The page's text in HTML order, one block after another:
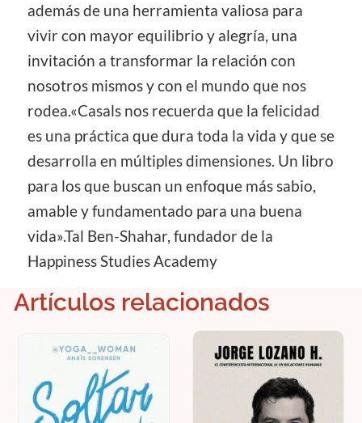
además de una herramienta valiosa para
vivir con mayor equilibrio y alegría, una
invitación a transformar la relación con
nosotros mismos y con el mundo que nos
rodea.«Casals nos recuerda que la felicidad
es una práctica que dura toda la vida y que se
desarrolla en múltiples dimensiones. Un libro
para los que buscan un enfoque más sabio,
amable y fundamentado para una buena
vida».Tal Ben-Shahar, fundador de la
Happiness Studies Academy
Artículos relacionados